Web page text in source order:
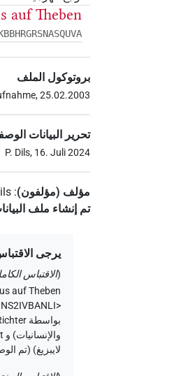
auf Theben
بروتوكول الملف
25.02.2003
تحرير البيانات
P. Dils, 16. Juli 2024
مؤلف (مؤلفون):
تم إنشاء ملف
يرجى
(الاقتباس
auf Theben" (
لايبزيغ) (تم